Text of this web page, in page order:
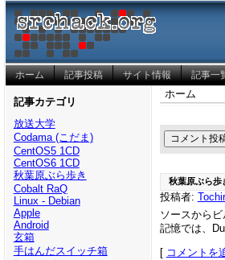
ホーム 記事投稿 サイト情報 記事一
記事カテゴリ
放送大学
Codama (こだま)
CentOS5 1CD
CentOS6 1CD
秋葉原ぶら歩き
Cobalt RaQ
Linux - Debian
Apple
Android
玄箱
手はんだスイッチ箱
ホーム
秋葉原ぶら歩
投稿者:
ソースから
記憶では、
[ コメントを